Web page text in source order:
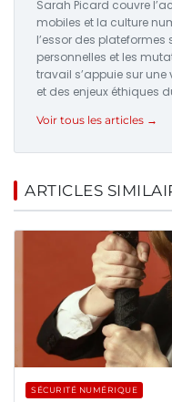
Sarah Picard couvre
mobiles et la culture
l’essor des
personnelles et les
travail s’appuie sur
et des enjeux éthiques
Voir tous les articles →
ARTICLES
SÉCURITÉ NUMÉRIQUE